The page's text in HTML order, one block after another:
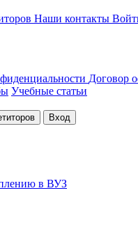
Наши контакты
Договор
Учебные статьи
Вход
в ВУЗ